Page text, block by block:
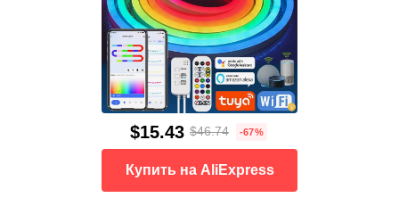
$15.43 $46.74 -67%
Купить на AliExpress